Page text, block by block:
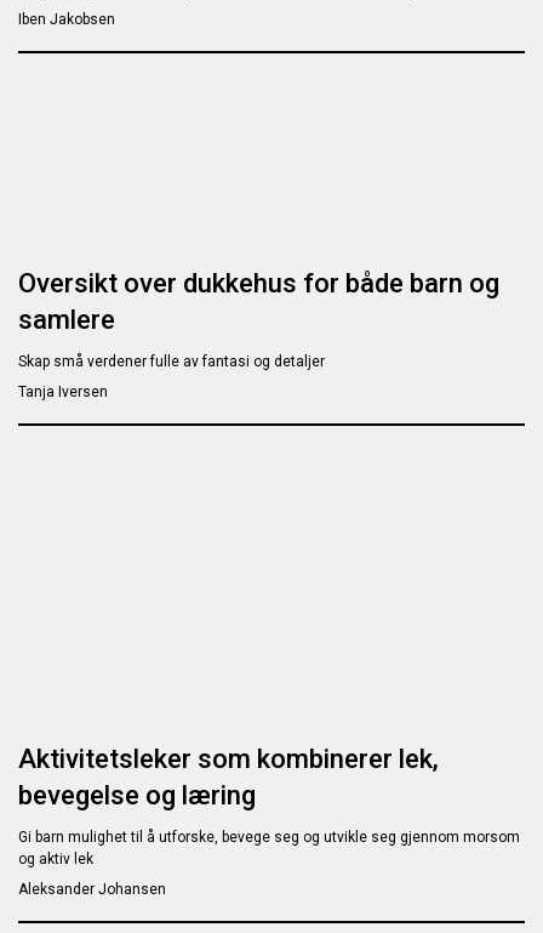
Iben Jakobsen
Oversikt over dukkehus for både barn og
samlere
Skap små verdener fulle av fantasi og detaljer
Tanja Iversen
Aktivitetsleker som kombinerer lek,
bevegelse og læring
Gi barn mulighet til å utforske, bevege seg og utvikle seg gjennom morsom
og aktiv lek
Aleksander Johansen